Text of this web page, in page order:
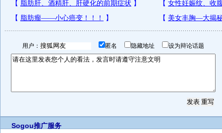
用户： 匿名 隐藏地址 设为辩论话题
Sogou推广服务